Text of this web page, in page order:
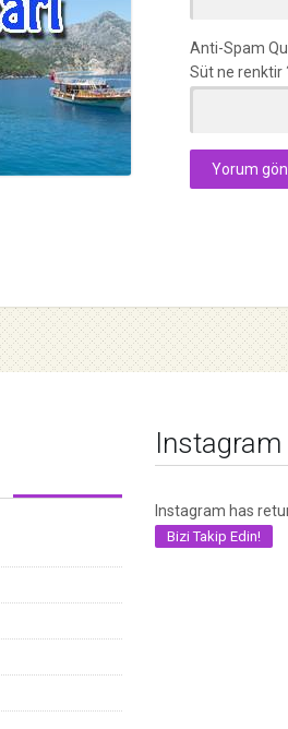
Anti-Spam
Süt ne renktir
Instagram
Instagram has
Bizi Takip Edin!